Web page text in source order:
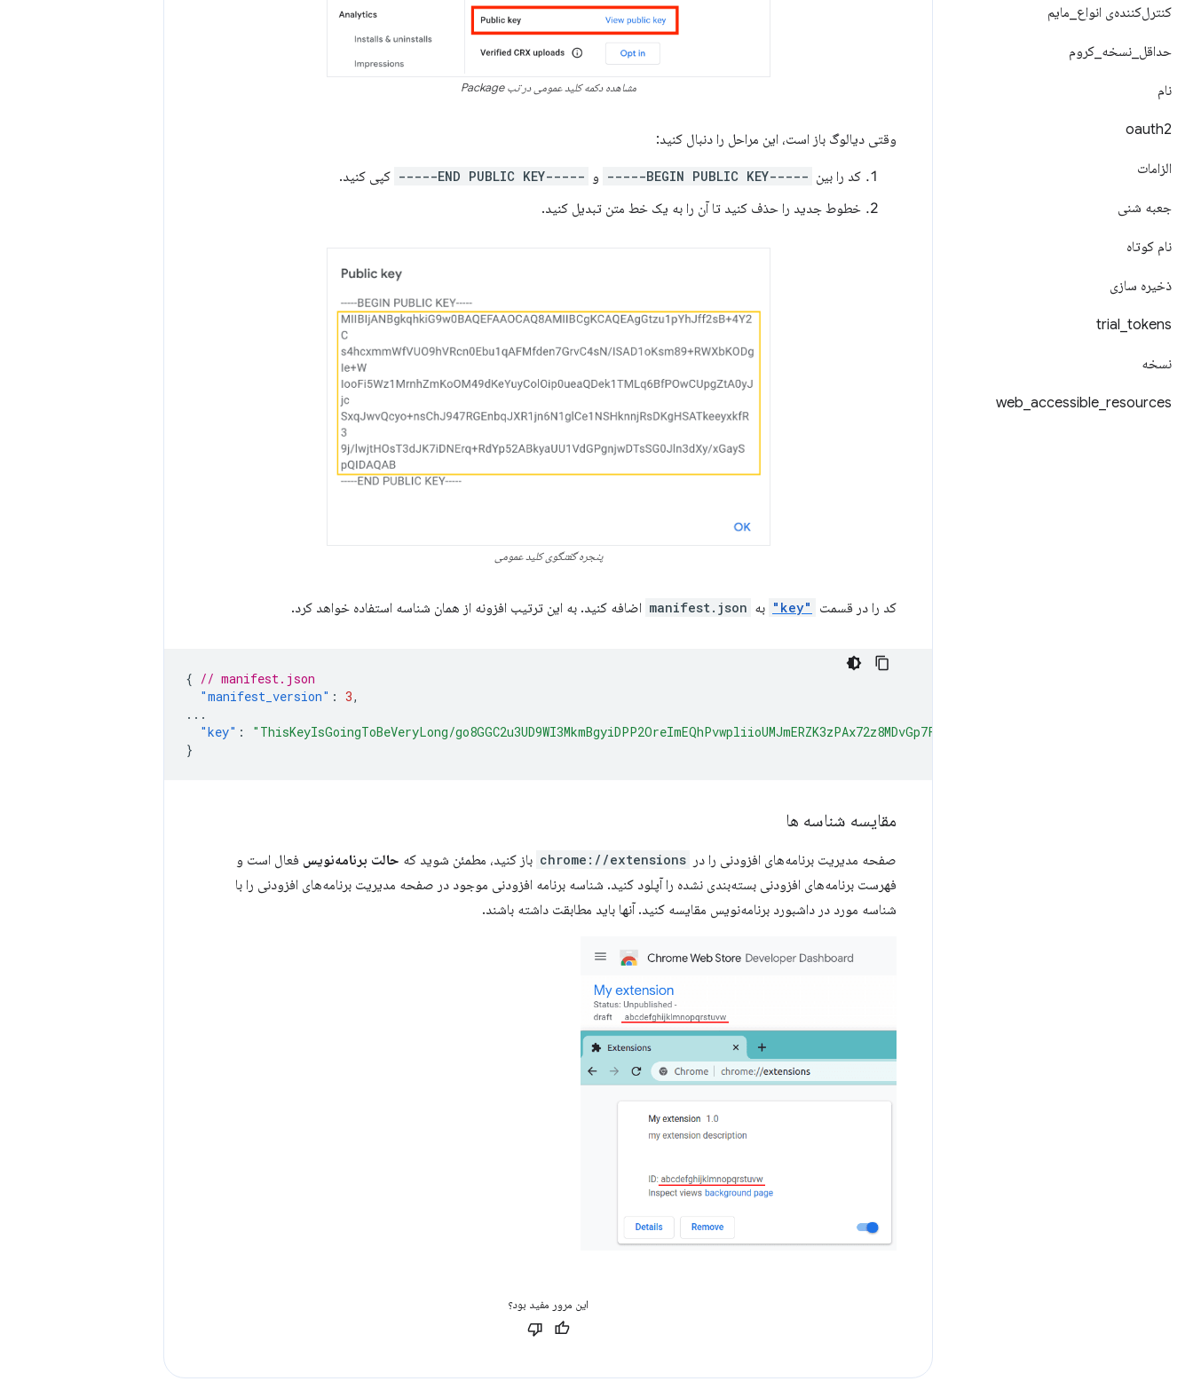
کنترل‌کننده‌ی انواع مایم
حداقل نسخه کروم
نام
oauth2
الزامات
جعبه شنی
نام کوتاه
ذخیره سازی
trial tokens
نسخه
web accessible resources
مشاهده دکمه کلید عمومی در تب Package
وقتی دیالوگ باز است، این مراحل را دنبال کنید:
کد را بین -----BEGIN PUBLIC KEY----- و -----END PUBLIC KEY-----
کپی کنید.
خطوط جدید را حذف کنید تا آن را به یک خط متن تبدیل کنید.
پنجره گفتگوی کلید عمومی
کد را در قسمت "key" به manifest.json اضافه کنید. به این ترتیب افزونه از همان شناسه استفاده خواهد کرد.
{ // manifest.json
"manifest_version" : 3,
...
"key" :
"ThisKeyIsGoingToBeVeryLong/
}
مقایسه شناسه ها
صفحه مدیریت برنامه‌های افزودنی را در chrome://extensions باز کنید، مطمئن شوید که حالت برنامه‌نویس فعال است و
فهرست برنامه‌های افزودنی بسته‌بندی نشده را آپلود کنید. شناسه برنامه افزودنی موجود در صفحه مدیریت برنامه‌های افزودنی را با
شناسه مورد در داشبورد برنامه‌نویس مقایسه کنید. آنها باید مطابقت داشته باشند.
این مرور مفید بود؟